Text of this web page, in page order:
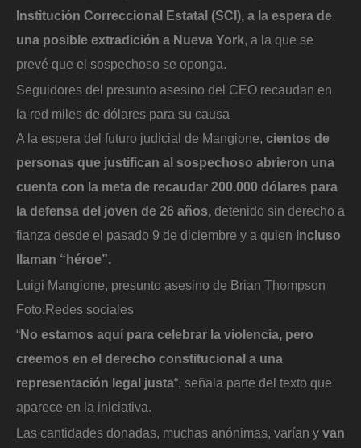
Institución Correccional Estatal (SCI), a la espera de
una posible extradición a Nueva York, a la que se
prevé que el sospechoso se oponga.
Seguidores del presunto asesino del CEO recaudan en
la red miles de dólares para su causa
A la espera del futuro judicial de Mangione, cientos de
personas que justifican al sospechoso abrieron una
cuenta con la meta de recaudar 200.000 dólares para
la defensa del joven de 26 años, detenido sin derecho a
fianza desde el pasado 9 de diciembre y a quien incluso
llaman “héroe”.
Luigi Mangione, presunto asesino de Brian Thompson
Foto:Redes sociales
“No estamos aquí para celebrar la violencia, pero
creemos en el derecho constitucional a una
representación legal justa“, señala parte del texto que
aparece en la iniciativa.
Las cantidades donadas, muchas anónimas, varían y van